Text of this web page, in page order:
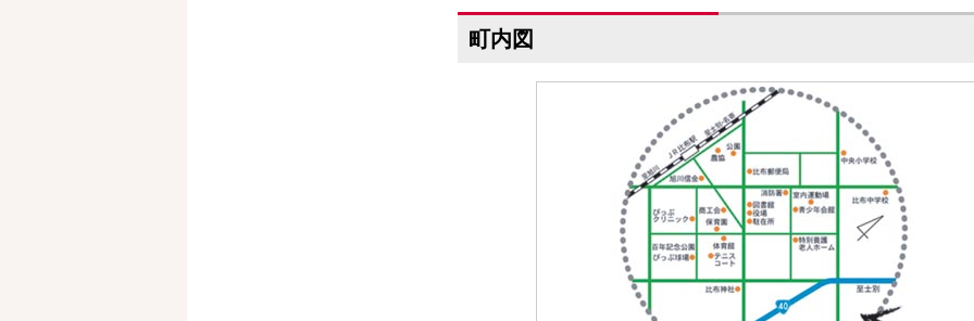
町内図